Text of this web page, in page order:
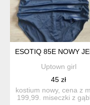
ESOTIQ 85E NOWY
Uptown girl
45 zł
kostium nowy, cena z
199,99. miseczki z